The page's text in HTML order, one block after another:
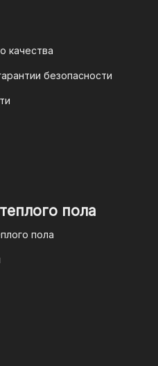
российских
оформления
вам
который можно
банка. Это быстро,
клиентов
оплату по
который можно
3 рабочих дней.
качества
безопасности
пола
пола